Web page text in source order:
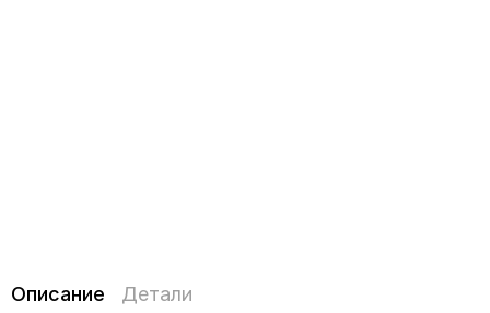
Описание Детали